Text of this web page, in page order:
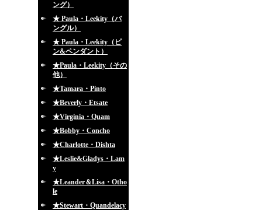
ング）
★ Paula・Leekity（バ
ングル）
★ Paula・Leekity（ピ
ン&ペンダント）
★Paula・Leekity（その
他）
★Tamara・Pinto
★Beverly・Etsate
★Virginia・Quam
★Bobby・Concho
★Charlotte・Dishta
★Leslie&Gladys・Lam
y
★Leander＆Lisa・Otho
le
★Stewart・Quandelacy